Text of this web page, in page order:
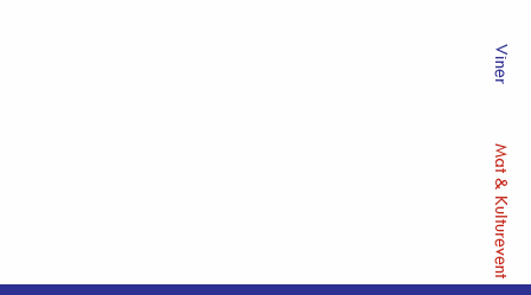
Viner
Mat & Kulturevent